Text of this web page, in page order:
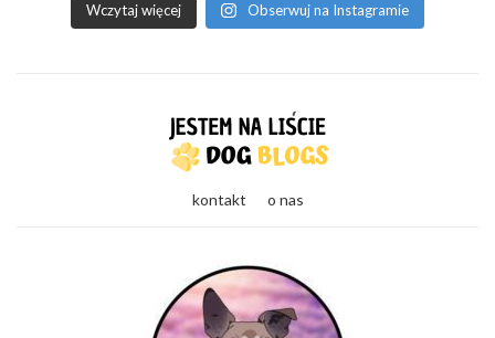
Wczytaj więcej Obserwuj na Instagramie
kontakt o nas